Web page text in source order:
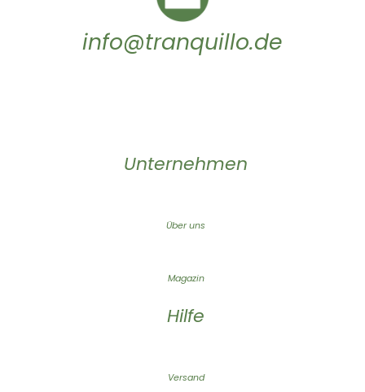
info@tranquillo.de
Unternehmen
Über uns
Magazin
Hilfe
Versand